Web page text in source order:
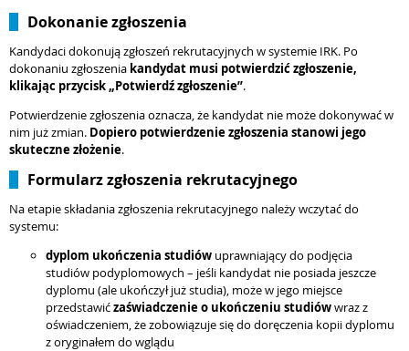
Dokonanie zgłoszenia
Kandydaci dokonują zgłoszeń rekrutacyjnych w systemie IRK. Po
dokonaniu zgłoszenia kandydat musi potwierdzić zgłoszenie,
klikając przycisk „Potwierdź zgłoszenie”.
Potwierdzenie zgłoszenia oznacza, że kandydat nie może dokonywać w
nim już zmian. Dopiero potwierdzenie zgłoszenia stanowi jego
skuteczne złożenie.
Formularz zgłoszenia rekrutacyjnego
Na etapie składania zgłoszenia rekrutacyjnego należy wczytać do
systemu:
dyplom ukończenia studiów uprawniający do podjęcia
studiów podyplomowych – jeśli kandydat nie posiada jeszcze
dyplomu (ale ukończył już studia), może w jego miejsce
przedstawićzaświadczenie o ukończeniu studiówwraz z
oświadczeniem, że zobowiązuje się do doręczenia kopii dyplomu
z oryginałem do wglądu